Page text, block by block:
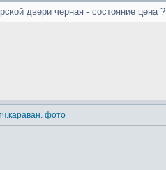
двери черная - состояние цена ?
фото